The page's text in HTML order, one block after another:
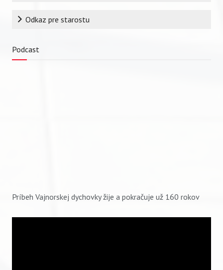
Odkaz pre starostu
Podcast
Príbeh Vajnorskej dychovky žije a pokračuje už 160 rokov